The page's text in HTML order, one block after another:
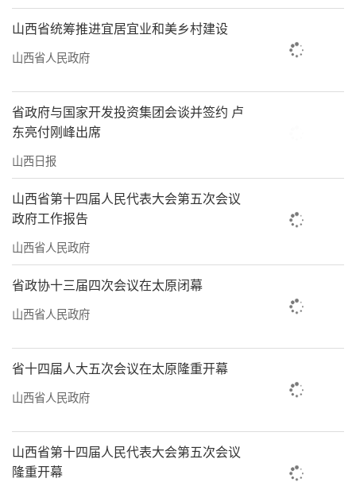
山西省统筹推进宜居宜业和美乡村建设
山西省人民政府
省政府与国家开发投资集团会谈并签约 卢
东亮付刚峰出席
山西日报
山西省第十四届人民代表大会第五次会议
政府工作报告
山西省人民政府
省政协十三届四次会议在太原闭幕
山西省人民政府
省十四届人大五次会议在太原隆重开幕
山西省人民政府
山西省第十四届人民代表大会第五次会议
隆重开幕